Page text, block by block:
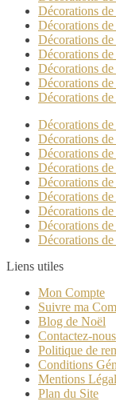
Décorations
Décorations
Décorations
Décorations
Décorations
Décorations
Décorations
Décorations
Décorations
Décorations
Décorations
Décorations
Décorations
Décorations
Décorations
Décorations
Liens utiles
Mon Compte
Suivre ma
Blog de Noël
Contactez-nous
Politique de
Conditions
Mentions
Plan du Site